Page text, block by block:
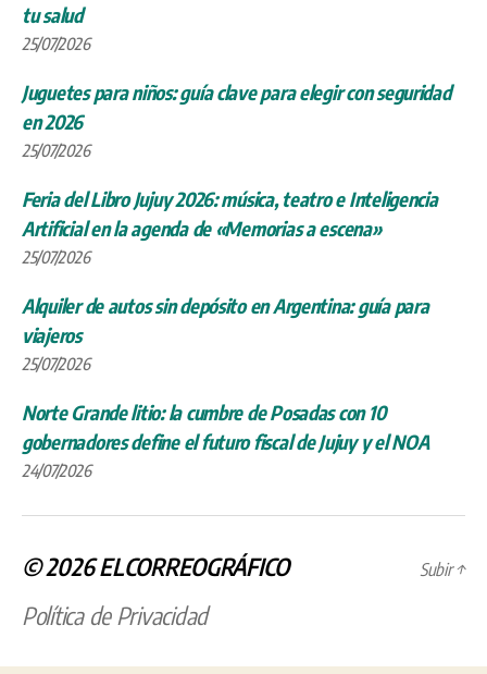
tu salud
25/07/2026
Juguetes para niños: guía clave para elegir con seguridad
en 2026
25/07/2026
Feria del Libro Jujuy 2026: música, teatro e Inteligencia
Artificial en la agenda de «Memorias a escena»
25/07/2026
Alquiler de autos sin depósito en Argentina: guía para
viajeros
25/07/2026
Norte Grande litio: la cumbre de Posadas con 10
gobernadores define el futuro fiscal de Jujuy y el NOA
24/07/2026
© 2026ELCORREOGRÁFICO
Política de Privacidad
Subir↑